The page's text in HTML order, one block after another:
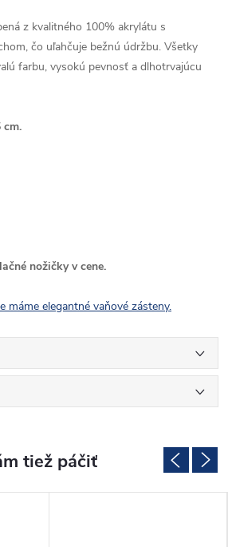
z kvalitného 100% akrylátu s
čo uľahčuje bežnú údržbu. Všetky
farbu, vysokú pevnosť a dlhotrvajúcu
cm.
nožičky v cene.
máme elegantné vaňové zásteny.